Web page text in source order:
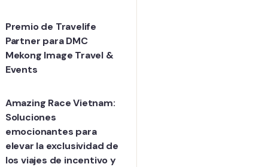
Premio de Travelife
Partner para DMC
Mekong Image Travel &
Events
Amazing Race Vietnam:
Soluciones
emocionantes para
elevar la exclusividad de
los viajes de incentivo y